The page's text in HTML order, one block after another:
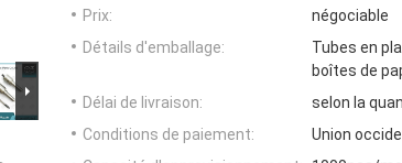
Prix:
négociable
Détails d'emballage:
Tubes en
boîtes de
Délai de livraison:
selon la
Conditions de paiement:
Union